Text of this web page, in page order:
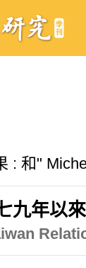
: 和"
九年以